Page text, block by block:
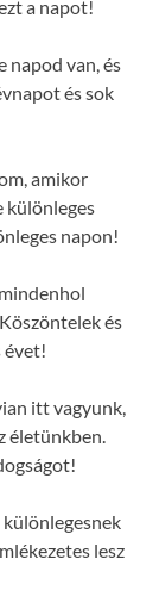
a napot!
napod van, és
és sok
amikor
különleges
napon!
és
évet!
itt vagyunk,
életünkben.
lesz